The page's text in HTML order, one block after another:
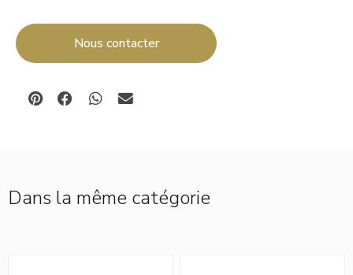
Nous contacter
Dans la même catégorie